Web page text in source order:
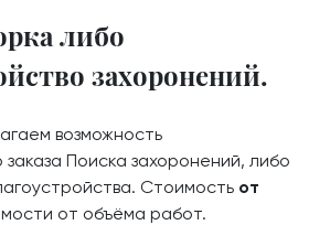
либо
захоронений.
возможность
Поиска захоронений, либо
Стоимость от
от объёма работ.